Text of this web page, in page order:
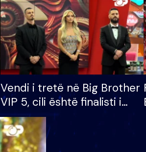
Vendi i tretë në Big Brother
VIP 5, cili është finalisti i
radhës që lë shtëpinë